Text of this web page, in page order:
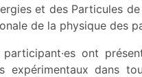
et des Particules
de la physique des
ont
expérimentaux dans